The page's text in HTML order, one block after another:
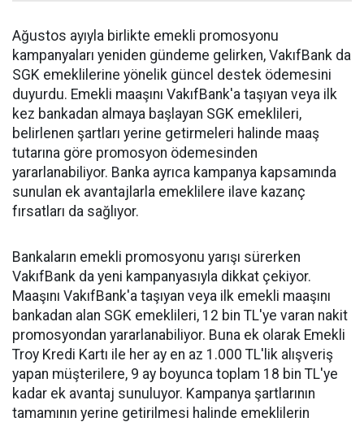
Ağustos ayıyla birlikte emekli promosyonu
kampanyaları yeniden gündeme gelirken, VakıfBank da
SGK emeklilerine yönelik güncel destek ödemesini
duyurdu. Emekli maaşını VakıfBank'a taşıyan veya ilk
kez bankadan almaya başlayan SGK emeklileri,
belirlenen şartları yerine getirmeleri halinde maaş
tutarına göre promosyon ödemesinden
yararlanabiliyor. Banka ayrıca kampanya kapsamında
sunulan ek avantajlarla emeklilere ilave kazanç
fırsatları da sağlıyor.
Bankaların emekli promosyonu yarışı sürerken
VakıfBank da yeni kampanyasıyla dikkat çekiyor.
Maaşını VakıfBank'a taşıyan veya ilk emekli maaşını
bankadan alan SGK emeklileri, 12 bin TL'ye varan nakit
promosyondan yararlanabiliyor. Buna ek olarak Emekli
Troy Kredi Kartı ile her ay en az 1.000 TL'lik alışveriş
yapan müşterilere, 9 ay boyunca toplam 18 bin TL'ye
kadar ek avantaj sunuluyor. Kampanya şartlarının
tamamının yerine getirilmesi halinde emeklilerin